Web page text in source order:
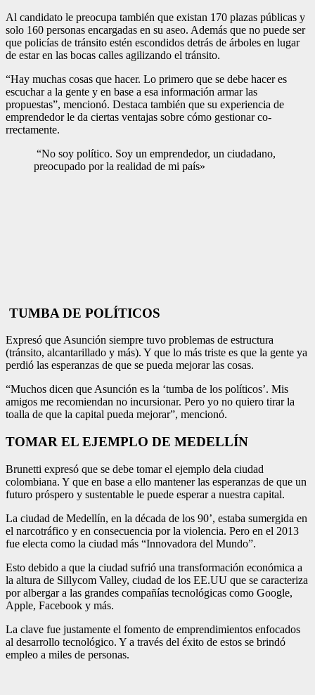
Al candidato le preocupa también que existan 170 plazas públicas y
solo 160 personas encargadas en su aseo. Además que no puede ser
que policías de tránsito estén escondidos detrás de árboles en lugar
de estar en las bocas calles agilizando el tránsito.
“Hay muchas cosas que ha­cer. Lo primero que se debe hacer es
escuchar a la gente y en base a esa información armar las
propuestas”, men­cionó. Destaca también que su experiencia de
empren­dedor le da ciertas ventajas sobre cómo gestionar co­
rrectamente.
“No soy político. Soy un emprendedor, un ciudadano,
preocupado por la realidad de mi país»
TUMBA DE POLÍTICOS
Expresó que Asunción siempre tuvo problemas de estructura
(tránsito, alcan­tarillado y más). Y que lo más triste es que la gente ya
perdió las esperanzas de que se pueda mejorar las cosas.
“Muchos dicen que Asun­ción es la ‘tumba de los políticos’. Mis
amigos me recomiendan no incur­sionar. Pero yo no quiero tirar la
toalla de que la capital pueda mejorar”, mencionó.
TOMAR EL EJEMPLO DE MEDELLÍN
Brunetti expresó que se debe tomar el ejemplo dela ciudad
colombiana. Y que en base a ello mante­ner las esperanzas de que un
futuro próspero y sus­tentable le puede esperar a nuestra capital.
La ciudad de Medellín, en la década de los 90’, estaba sumergida en
el narco­tráfico y en consecuencia por la violencia. Pero en el 2013
fue electa como la ciudad más “Innovadora del Mundo”.
Esto debido a que la ciu­dad sufrió una transfor­mación económica a
la altura de Sillycom Valley, ciudad de los EE.UU que se caracteriza
por albergar a las grandes compañías tec­nológicas como Google,
Apple, Facebook y más.
La clave fue justamente el fomento de empren­dimientos enfocados
al desarrollo tecnológico. Y a través del éxito de estos se brindó
empleo a miles de personas.